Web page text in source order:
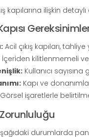
kapılarına ilişkin
Acil çıkış kapıları,
İçeriden kilitlenmemeli
Kullanıcı
Kapı ve
Görsel işaretlerle
durumlarda